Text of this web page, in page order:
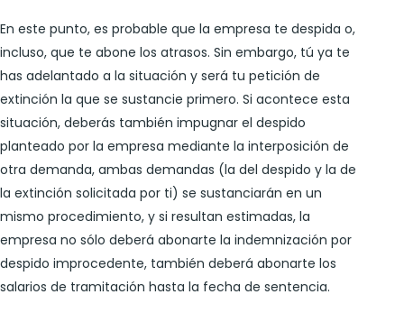
En este punto, es probable que la empresa te despida o,
incluso, que te abone los atrasos. Sin embargo, tú ya te
has adelantado a la situación y será tu petición de
extinción la que se sustancie primero. Si acontece esta
situación, deberás también impugnar el despido
planteado por la empresa mediante la interposición de
otra demanda, ambas demandas (la del despido y la de
la extinción solicitada por ti) se sustanciarán en un
mismo procedimiento, y si resultan estimadas, la
empresa no sólo deberá abonarte la indemnización por
despido improcedente, también deberá abonarte los
salarios de tramitación hasta la fecha de sentencia.